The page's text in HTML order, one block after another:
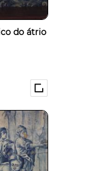
do átrio